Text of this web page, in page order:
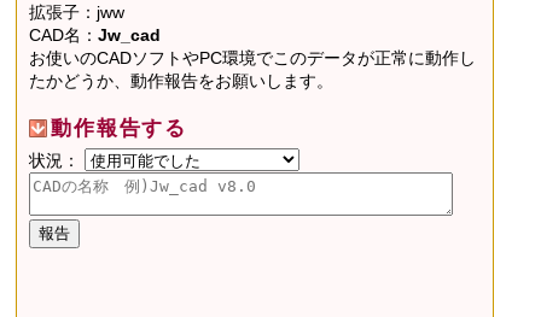
拡張子：jww
CAD名：Jw_cad
お使いのCADソフトやPC環境でこのデータが正常に動作し
たかどうか、動作報告をお願いします。
動作報告する
状況：